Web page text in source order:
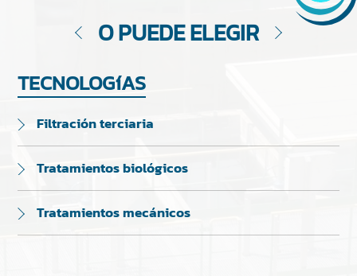
O PUEDE ELEGIR
TECNOLOGíAS
Filtración terciaria
Tratamientos biológicos
Tratamientos mecánicos